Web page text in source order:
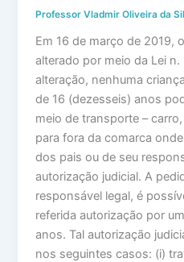
Professor Vladmir Oliveira da
Em 16 de março de 2019,
alterado por meio da Lei n.
alteração, nenhuma
de 16 (dezesseis) anos
meio de transporte –
para fora da comarca
dos pais ou de seu
autorização judicial. A
responsável legal, é
referida autorização por
anos. Tal autorização
nos seguintes casos: (i)